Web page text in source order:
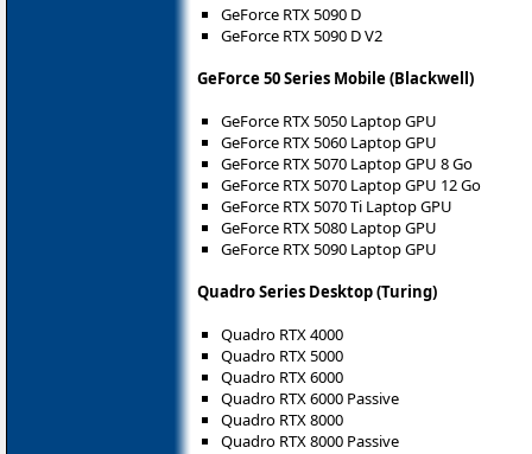
GeForce RTX 5090 D
GeForce RTX 5090 D V2
GeForce 50 Series Mobile (Blackwell)
GeForce RTX 5050 Laptop GPU
GeForce RTX 5060 Laptop GPU
GeForce RTX 5070 Laptop GPU 8 Go
GeForce RTX 5070 Laptop GPU 12 Go
GeForce RTX 5070 Ti Laptop GPU
GeForce RTX 5080 Laptop GPU
GeForce RTX 5090 Laptop GPU
Quadro Series Desktop (Turing)
Quadro RTX 4000
Quadro RTX 5000
Quadro RTX 6000
Quadro RTX 6000 Passive
Quadro RTX 8000
Quadro RTX 8000 Passive